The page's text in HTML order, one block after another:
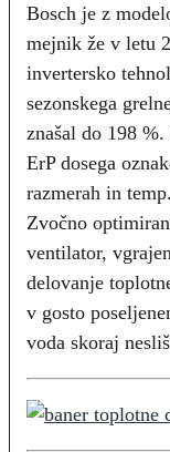
Bosch je z
mejnik že v letu
invertersko
sezonskega
znašal do 198
ErP dosega
razmerah in
Zvočno
ventilator,
delovanje
v gosto
voda skoraj